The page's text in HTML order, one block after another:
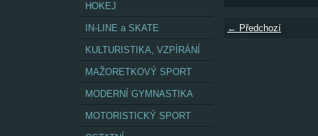
HOKEJ
IN-LINE a SKATE
KULTURISTIKA, VZPÍRÁNÍ
MAŽORETKOVÝ SPORT
MODERNÍ GYMNASTIKA
MOTORISTICKÝ SPORT
← Předchozí